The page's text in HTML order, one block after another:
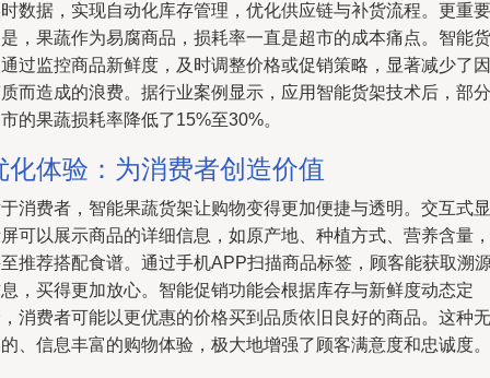
数据，实现自动化库存管理，优化供应链与补货流程。更重要
，果蔬作为易腐商品，损耗率一直是超市的成本痛点。智能货
过监控商品新鲜度，及时调整价格或促销策略，显著减少了因
而造成的浪费。据行业案例显示，应用智能货架技术后，部分
的果蔬损耗率降低了15%至30%。
化体验：为消费者创造价值
消费者，智能果蔬货架让购物变得更加便捷与透明。交互式显
可以展示商品的详细信息，如原产地、种植方式、营养含量，
推荐搭配食谱。通过手机APP扫描商品标签，顾客能获取溯
，买得更加放心。智能促销功能会根据库存与新鲜度动态定
消费者可能以更优惠的价格买到品质依旧良好的商品。这种无
、信息丰富的购物体验，极大地增强了顾客满意度和忠诚度。